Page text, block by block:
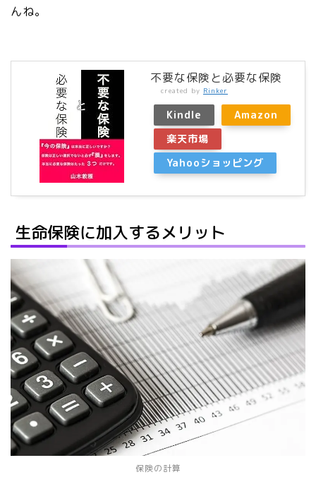
んね。
不要な保険と必要な保険
created by Rinker
Kindle
Amazon
楽天市場
Yahooショッピング
生命保険に加入するメリット
保険の計算